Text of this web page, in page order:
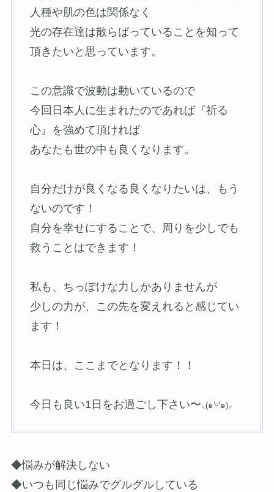
人種や肌の色は関係なく
光の存在達は散らばっていることを知って
頂きたいと思っています。
この意識で波動は動いているので
今回日本人に生まれたのであれば『祈る
心』を強めて頂ければ
あなたも世の中も良くなります。
自分だけが良くなる良くなりたいは、もう
ないのです！
自分を幸せにすることで、周りを少しでも
救うことはできます！
私も、ちっぽけな力しかありませんが
少しの力が、この先を変えれると感じてい
ます！
本日は、ここまでとなります！！
今日も良い1日をお過ごし下さい〜⸜(๑’ᵕ’๑)⸝
◆悩みが解決しない
◆いつも同じ悩みでグルグルしている